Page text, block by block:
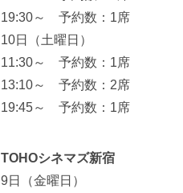
19:30～ 予約数：1席
10日（土曜日）
11:30～ 予約数：1席
13:10～ 予約数：2席
19:45～ 予約数：1席
TOHOシネマズ新宿
9日（金曜日）